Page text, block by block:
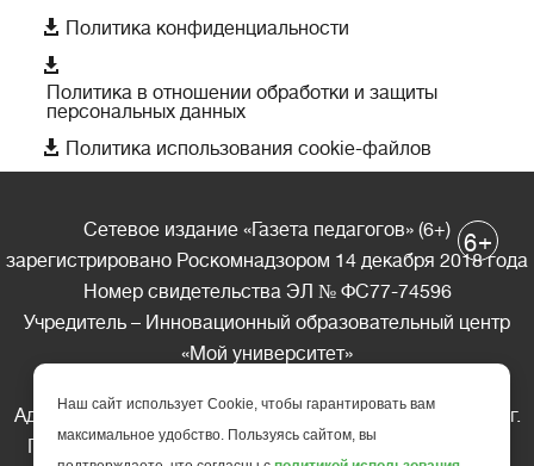
 Политика конфиденциальности

Политика в отношении обработки и защиты
персональных данных
 Политика использования cookie-файлов
Сетевое издание «Газета педагогов» (6+)
зарегистрировано Роскомнадзором 14 декабря 2018 года
Номер свидетельства ЭЛ № ФС77-74596
Учредитель – Инновационный образовательный центр
«Мой университет»
Адрес редакции: 185035 Россия, Республика Карелия, г.
Петрозаводск, ул. Фридриха Энгельса д.10, офис 211
6+
Наш сайт использует Cookie, чтобы гарантировать вам
максимальное удобство. Пользуясь сайтом, вы